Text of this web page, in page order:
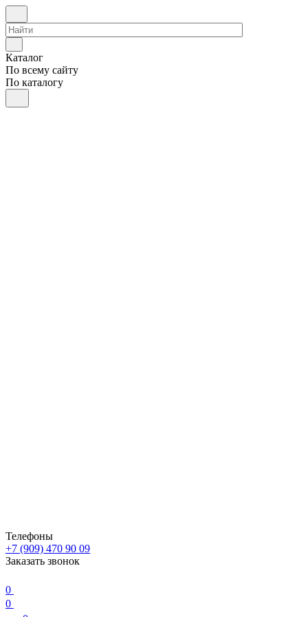
Каталог
По всему сайту
По каталогу
Телефоны
+7 (909) 470 90 09
Заказать звонок
0
0